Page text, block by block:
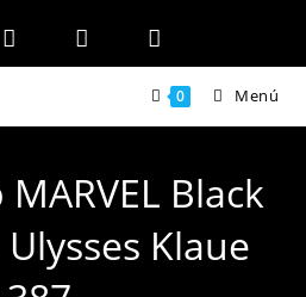
0 Menú
Black
Klaue